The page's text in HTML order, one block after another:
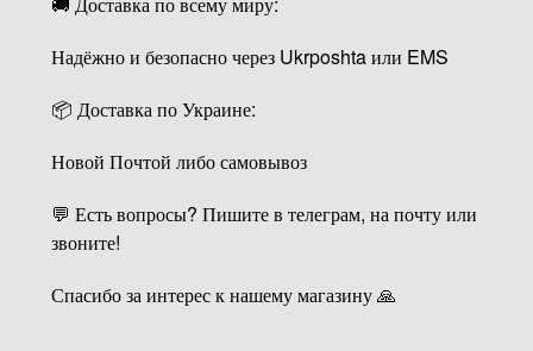
Надёжно и безопасно через Ukrposhta или EMS
📦 Доставка по Украине:
Новой Почтой либо самовывоз
💬 Есть вопросы? Пишите в телеграм, на почту или
звоните!
Спасибо за интерес к нашему магазину 🙏